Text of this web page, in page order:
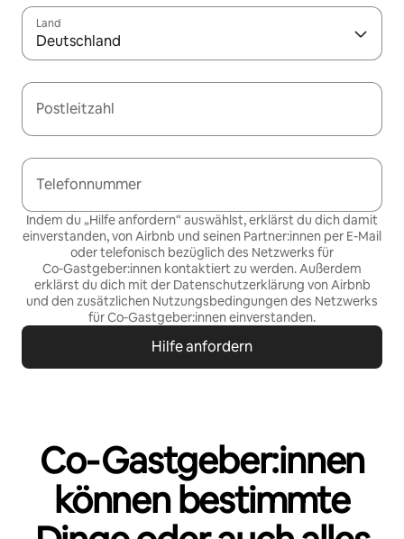
Land
Deutschland
Postleitzahl
Telefonnummer
Indem du „Hilfe anfordern“ auswählst, erklärst du dich damit
einverstanden, von Airbnb und seinen Partner:innen per E-Mail
oder telefonisch bezüglich des Netzwerks für
Co‑Gastgeber:innen kontaktiert zu werden. Außerdem
erklärst du dich mit der Datenschutzerklärung von Airbnb
und denzusätzlichen Nutzungsbedingungen des Netzwerks
für Co‑Gastgeber:inneneinverstanden.
Hilfe anfordern
Co‑Gastgeber:innen
können bestimmte